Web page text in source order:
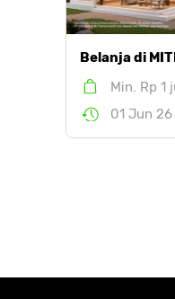
Belanja di
Min. Rp 1
01 Jun